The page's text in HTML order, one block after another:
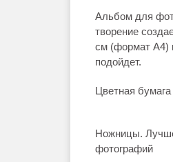
Альбом для
творение
см (формат А4)
подойдет.
Цветная
Ножницы.
фотографий